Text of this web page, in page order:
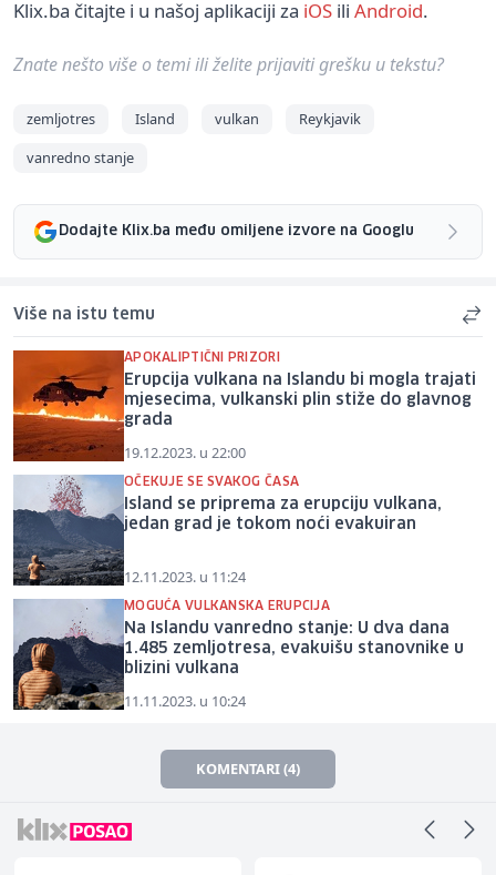
Klix.ba čitajte i u našoj aplikaciji za iOS ili Android.
Znate nešto više o temi ili želite prijaviti grešku u tekstu?
zemljotres Island vulkan
Reykjavik
vanredno stanje
Dodajte Klix.ba među omiljene izvore na Googlu
Više na istu temu
APOKALIPTIČNI PRIZORI
Erupcija vulkana na Islandu bi mogla trajati
mjesecima, vulkanski plin stiže do glavnog
grada
19.12.2023. u 22:00
OČEKUJE SE SVAKOG ČASA
Island se priprema za erupciju vulkana,
jedan grad je tokom noći evakuiran
12.11.2023. u 11:24
MOGUĆA VULKANSKA ERUPCIJA
Na Islandu vanredno stanje: U dva dana
1.485 zemljotresa, evakuišu stanovnike u
blizini vulkana
11.11.2023. u 10:24
KOMENTARI (4)